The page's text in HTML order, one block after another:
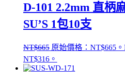
D-101 2.2mm 直柄
SU’S 1包10支
NT$665 原始價格：NT$665。
NT$316。